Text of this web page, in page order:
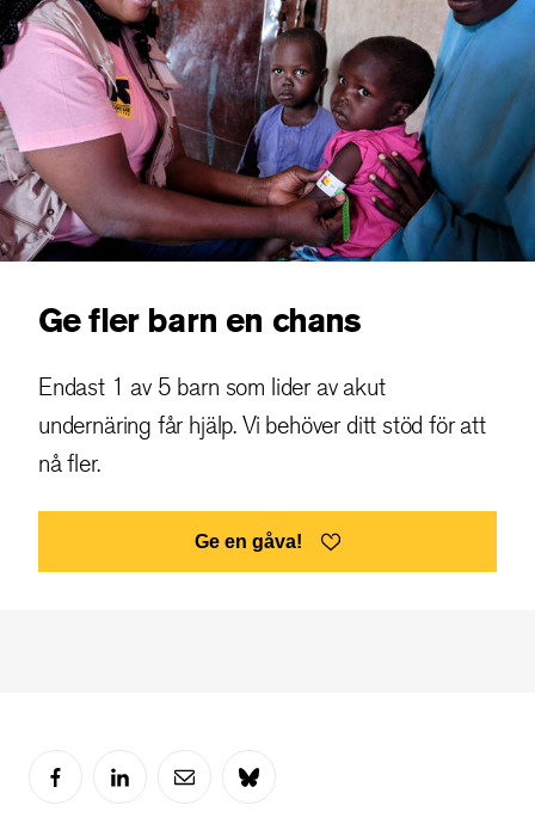
Ge fler barn en chans
Endast 1 av 5 barn som lider av akut
undernäring får hjälp. Vi behöver ditt stöd för att
nå fler.
Ge en gåva!